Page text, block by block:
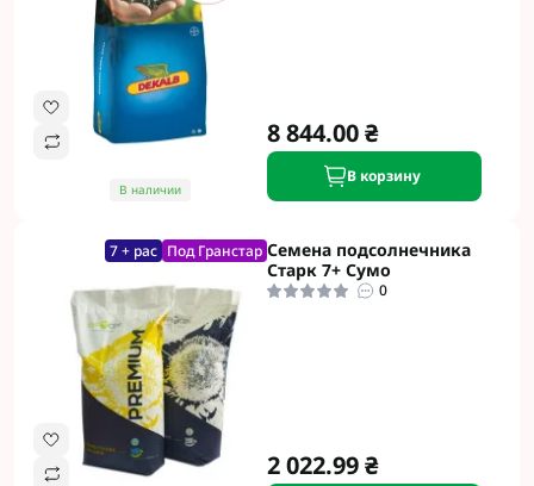
В наличии
8 844.00 ₴
В корзину
7 + рас Под Гранстар Семена подсолнечника
Старк 7+ Сумо
0
2 022.99 ₴